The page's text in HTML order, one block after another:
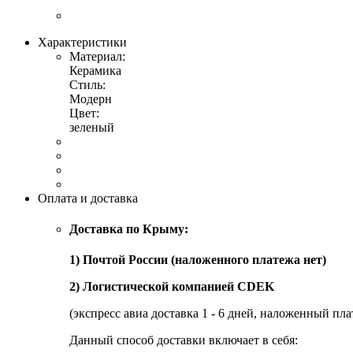
Характеристики
Материал:
Керамика
Стиль:
Модерн
Цвет:
зеленый
Оплата и доставка
Доставка по Крыму:
1) Почтой России (наложенного платежа нет)
2) Логистической компанией CDEK
(экспресс авиа доставка 1 - 6 дней, наложенный
Данный способ доставки включает в себя: